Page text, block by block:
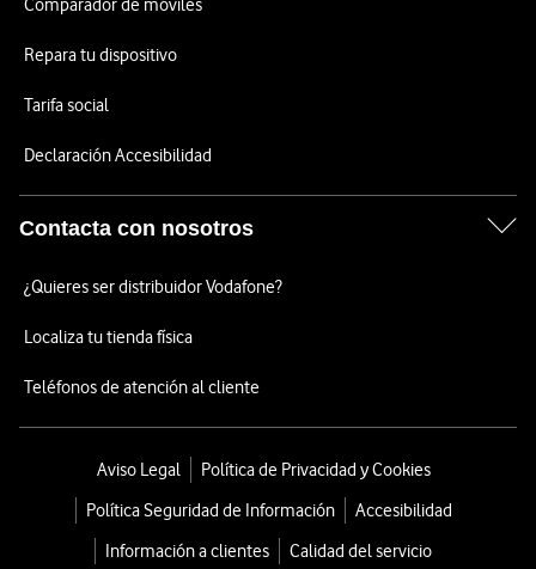
Comparador de móviles
Repara tu dispositivo
Tarifa social
Declaración Accesibilidad
Contacta con nosotros
¿Quieres ser distribuidor Vodafone?
Localiza tu tienda física
Teléfonos de atención al cliente
Aviso Legal
Política de Privacidad y Cookies
Política Seguridad de Información
Accesibilidad
Información a clientes
Calidad del servicio